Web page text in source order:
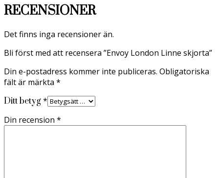
RECENSIONER
Det finns inga recensioner än.
Bli först med att recensera ”Envoy London Linne skjorta”
Din e-postadress kommer inte publiceras. Obligatoriska
fält är märkta *
Ditt betyg*
Din recension *